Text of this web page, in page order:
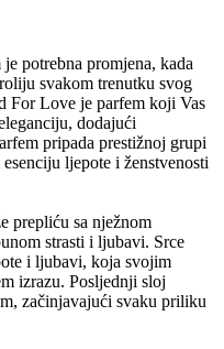
potrebna promjena, kada
svakom trenutku svog
For Love je parfem koji Vas
dodajući
pripada prestižnoj grupi
ljepote i ženstvenosti
prepliću sa nježnom
strasti i ljubavi. Srce
i ljubavi, koja svojim
izrazu. Posljednji sloj
začinjavajući svaku priliku